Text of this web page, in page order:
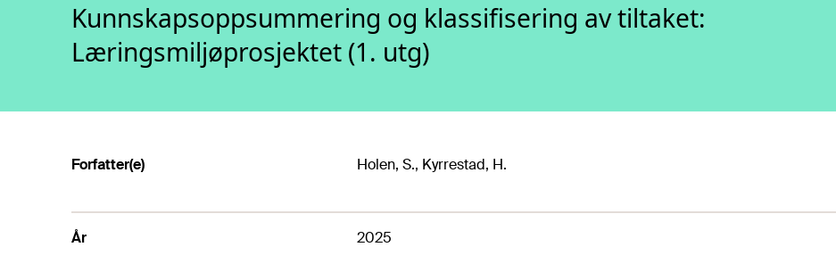
Kunnskapsoppsummering og klassifisering av tiltaket:
Læringsmiljøprosjektet (1. utg)
Forfatter(e) Holen, S., Kyrrestad, H.
År 2025